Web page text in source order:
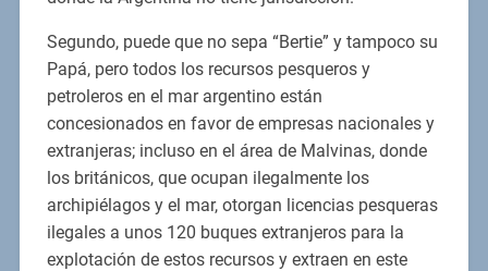
Segundo, puede que no sepa “Bertie” y tampoco su
Papá, pero todos los recursos pesqueros y
petroleros en el mar argentino están
concesionados en favor de empresas nacionales y
extranjeras; incluso en el área de Malvinas, donde
los británicos, que ocupan ilegalmente los
archipiélagos y el mar, otorgan licencias pesqueras
ilegales a unos 120 buques extranjeros para la
explotación de estos recursos y extraen en este